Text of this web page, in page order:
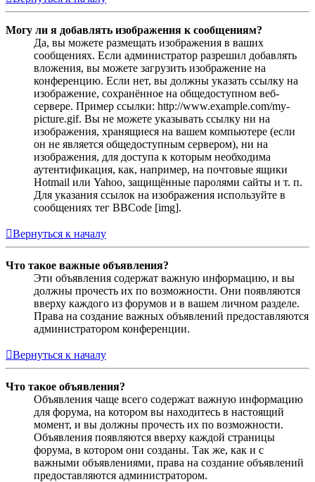
Могу ли я добавлять изображения к сообщениям?
Да, вы можете размещать изображения в ваших
сообщениях. Если администратор разрешил добавлять
вложения, вы можете загрузить изображение на
конференцию. Если нет, вы должны указать ссылку на
изображение, сохранённое на общедоступном веб-
сервере. Пример ссылки: http://www.example.com/my-
picture.gif. Вы не можете указывать ссылку ни на
изображения, хранящиеся на вашем компьютере (если
он не является общедоступным сервером), ни на
изображения, для доступа к которым необходима
аутентификация, как, например, на почтовые ящики
Hotmail или Yahoo, защищённые паролями сайты и т. п.
Для указания ссылок на изображения используйте в
сообщениях тег BBCode [img].
Вернуться к началу
Что такое важные объявления?
Эти объявления содержат важную информацию, и вы
должны прочесть их по возможности. Они появляются
вверху каждого из форумов и в вашем личном разделе.
Права на создание важных объявлений предоставляются
администратором конференции.
Вернуться к началу
Что такое объявления?
Объявления чаще всего содержат важную информацию
для форума, на котором вы находитесь в настоящий
момент, и вы должны прочесть их по возможности.
Объявления появляются вверху каждой страницы
форума, в котором они созданы. Так же, как и с
важными объявлениями, права на создание объявлений
предоставляются администратором.